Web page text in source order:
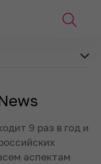
9 раз в год и
аспектам